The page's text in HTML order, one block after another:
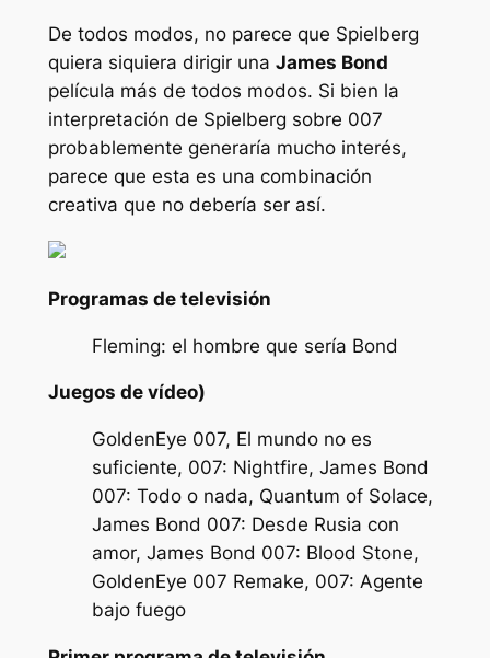
De todos modos, no parece que Spielberg
quiera siquiera dirigir una James Bond
película más de todos modos. Si bien la
interpretación de Spielberg sobre 007
probablemente generaría mucho interés,
parece que esta es una combinación
creativa que no debería ser así.
Programas de televisión
Fleming: el hombre que sería Bond
Juegos de vídeo)
GoldenEye 007, El mundo no es
suficiente, 007: Nightfire, James Bond
007: Todo o nada, Quantum of Solace,
James Bond 007: Desde Rusia con
amor, James Bond 007: Blood Stone,
GoldenEye 007 Remake, 007: Agente
bajo fuego